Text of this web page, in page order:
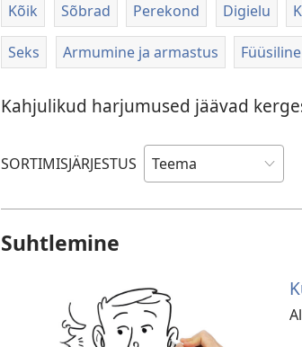
Kõik Sõbrad Perekond Digielu
Seks Armumine ja armastus
Kahjulikud harjumused jäävad
SORTIMISJÄRJESTUS
Suhtlemine